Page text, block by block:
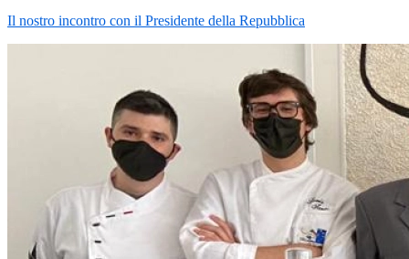
Il nostro incontro con il Presidente della Repubblica